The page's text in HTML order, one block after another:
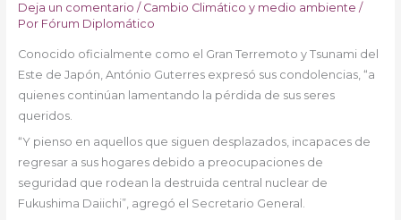
Deja un comentario / Cambio Climático y medio ambiente /
Por Fórum Diplomático
Conocido oficialmente como el Gran Terremoto y Tsunami del
Este de Japón, António Guterres expresó sus condolencias, “a
quienes continúan lamentando la pérdida de sus seres
queridos.
“Y pienso en aquellos que siguen desplazados, incapaces de
regresar a sus hogares debido a preocupaciones de
seguridad que rodean la destruida central nuclear de
Fukushima Daiichi”, agregó el Secretario General.